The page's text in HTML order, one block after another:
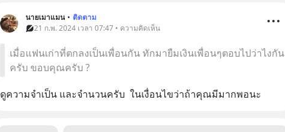
นายเมาแมน • ติดตาม
21 ก.พ. 2024 เวลา 07:47 • ความคิดเห็น
เมื่อแฟนเก่าที่ตกลงเป็นเพื่อนกัน ทักมายืมเงินเพื่อนๆตอบไปว่าไงกัน
ครับ ขอบคุณครับ ?
ดูความจำเป็น และจำนวนครับ  ในเงื่อนไขว่าถ้าคุณมีมากพอนะ